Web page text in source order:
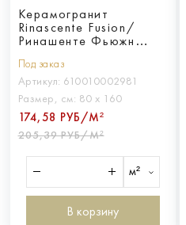
Керамогранит
Rinascente Fusion/
Ринашенте Фьюжн
Под заказ
Артикул: 610010002981
Размер, см: 80 х 160
174,58 РУБ/М²
205,39 РУБ/М²
м²
В корзину